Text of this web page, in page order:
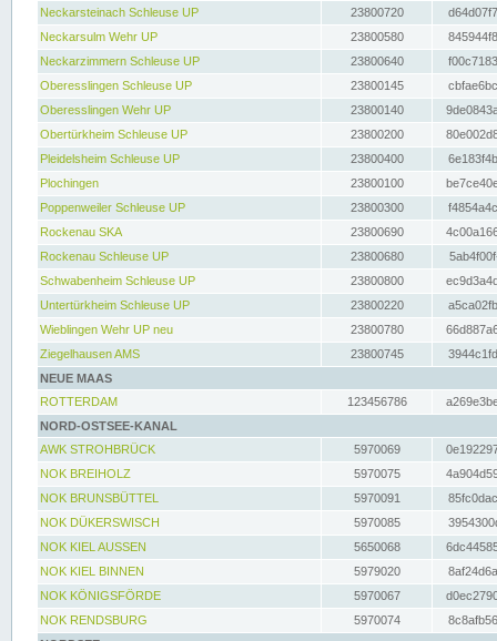
Neckarsteinach Schleuse UP
23800720
Neckarsulm Wehr UP
23800580
Neckarzimmern Schleuse UP
23800640
Oberesslingen Schleuse UP
23800145
Oberesslingen Wehr UP
23800140
Obertürkheim Schleuse UP
23800200
Pleidelsheim Schleuse UP
23800400
Plochingen
23800100
Poppenweiler Schleuse UP
23800300
Rockenau SKA
23800690
Rockenau Schleuse UP
23800680
Schwabenheim Schleuse UP
23800800
Untertürkheim Schleuse UP
23800220
Wieblingen Wehr UP neu
23800780
Ziegelhausen AMS
23800745
NEUE MAAS
ROTTERDAM
123456786
NORD-OSTSEE-KANAL
AWK STROHBRÜCK
5970069
NOK BREIHOLZ
5970075
NOK BRUNSBÜTTEL
5970091
NOK DÜKERSWISCH
5970085
NOK KIEL AUSSEN
5650068
NOK KIEL BINNEN
5979020
NOK KÖNIGSFÖRDE
5970067
NOK RENDSBURG
5970074